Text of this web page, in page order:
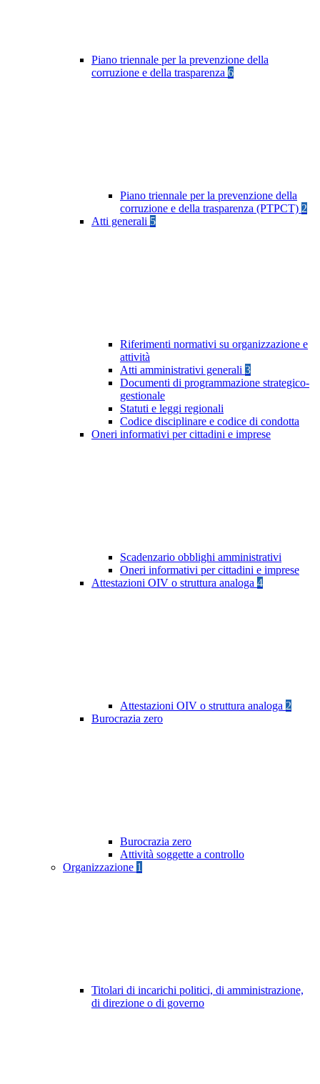
Piano triennale per la prevenzione della
corruzione e della trasparenza 6
Piano triennale per la prevenzione della
corruzione e della trasparenza (PTPCT) 2
Atti generali 5
Riferimenti normativi su organizzazione e
attività
Atti amministrativi generali 3
Documenti di programmazione strategico-
gestionale
Statuti e leggi regionali
Codice disciplinare e codice di condotta
Oneri informativi per cittadini e imprese
Scadenzario obblighi amministrativi
Oneri informativi per cittadini e imprese
Attestazioni OIV o struttura analoga 4
Attestazioni OIV o struttura analoga 2
Burocrazia zero
Burocrazia zero
Attività soggette a controllo
Organizzazione 1
Titolari di incarichi politici, di amministrazione,
di direzione o di governo